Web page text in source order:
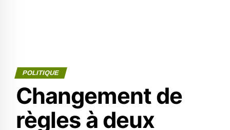
POLITIQUE
Changement de
règles à deux